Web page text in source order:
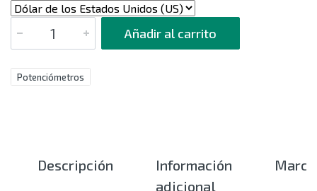
CANTIDAD
Añadir al carrito
Potenciómetros
Descripción
Información
adicional
Marca